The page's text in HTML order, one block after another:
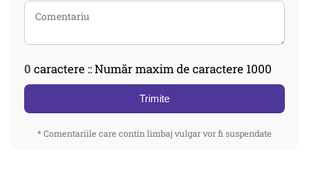
0 caractere :: Număr maxim de caractere 1000
Trimite
* Comentariile care contin limbaj vulgar vor fi suspendate